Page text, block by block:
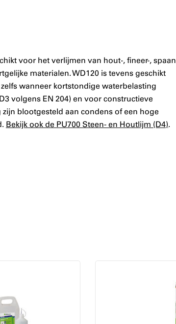
voor het verlijmen van hout-, fineer-, spaan
materialen. WD120 is tevens geschikt
wanneer kortstondige waterbelasting
volgens EN 204) en voor constructieve
blootgesteld aan condens of een hoge
Bekijk ook de PU700 Steen- en Houtlijm (D4).